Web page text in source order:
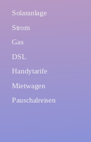
Solaranlage
Strom
Gas
DSL
Handytarife
Mietwagen
Pauschalreisen